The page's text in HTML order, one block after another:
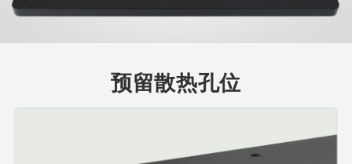
预留散热孔位